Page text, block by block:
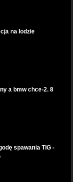
na lodzie
a bmw chce-2. 8
spawania TIG -